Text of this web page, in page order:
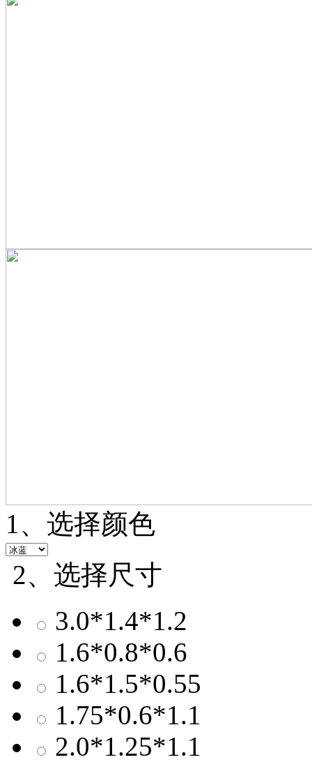
1、选择颜色
2、选择尺寸
3.0*1.4*1.2
1.6*0.8*0.6
1.6*1.5*0.55
1.75*0.6*1.1
2.0*1.25*1.1